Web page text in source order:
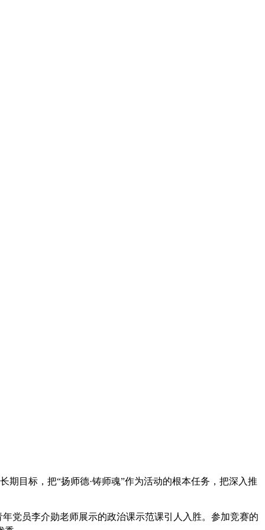
目标，把“扬师德·铸师魂”作为活动的根本任务，把深入推
党员李介勋老师展示的政治课示范课引人入胜。参加竞赛的